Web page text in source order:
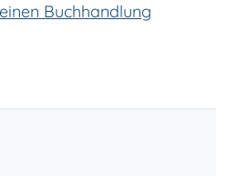
Buchhandlung